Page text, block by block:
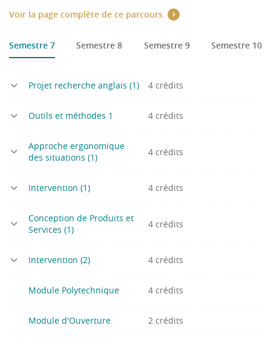
Voir la page complète de ce parcours
Semestre 7 Semestre 8 Semestre 9 Semestre 10
Projet recherche anglais (1) 4 crédits
Outils et méthodes 1 4 crédits
Approche ergonomique
des situations (1)
4 crédits
Intervention (1) 4 crédits
Conception de Produits et
Services (1)
4 crédits
Intervention (2) 4 crédits
Module Polytechnique 4 crédits
Module d'Ouverture 2 crédits